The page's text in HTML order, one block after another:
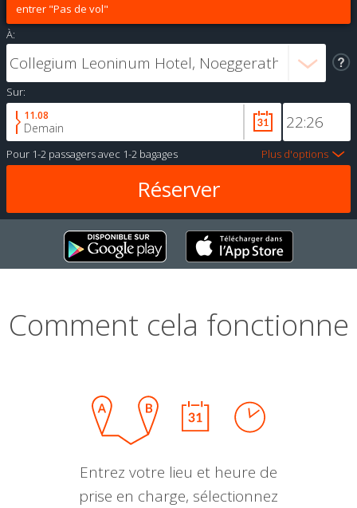
entrer "Pas de vol"
À:
Sur:
11.08
Demain
Pour 1-2 passagersavec 1-2 bagages Plus d'options
Comment cela fonctionne
Entrez votre lieu et heure de
prise en charge, sélectionnez